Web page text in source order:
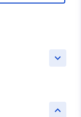
keyboard_arrow_down
keyboard_arrow_up